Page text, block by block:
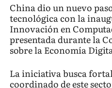
China dio un nuevo
tecnológica con la
Innovación en
presentada durante la
sobre la Economía
La iniciativa busca
coordinado de este